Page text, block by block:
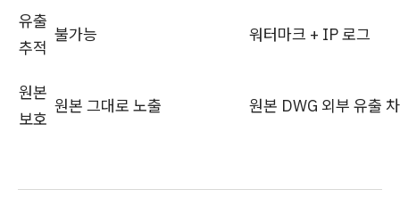
유출
추적
불가능 워터마크 + IP 로그
원본
보호
원본 그대로 노출 원본 DWG 외부 유출